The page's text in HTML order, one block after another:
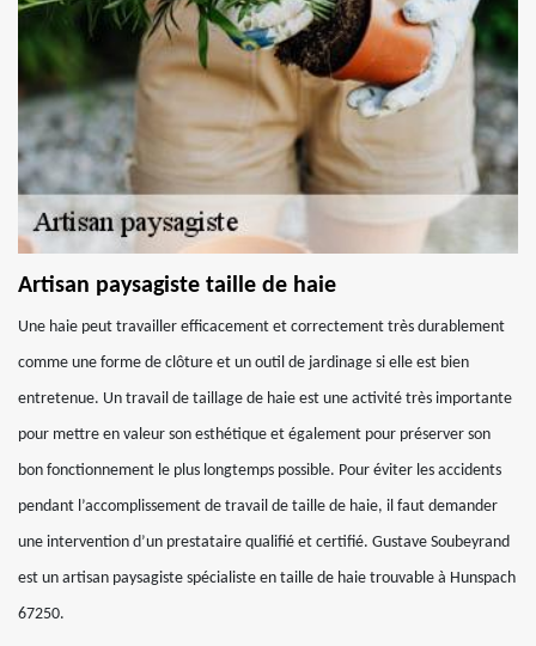
Artisan paysagiste taille de haie
Une haie peut travailler efficacement et correctement très durablement
comme une forme de clôture et un outil de jardinage si elle est bien
entretenue. Un travail de taillage de haie est une activité très importante
pour mettre en valeur son esthétique et également pour préserver son
bon fonctionnement le plus longtemps possible. Pour éviter les accidents
pendant l’accomplissement de travail de taille de haie, il faut demander
une intervention d’un prestataire qualifié et certifié. Gustave Soubeyrand
est un artisan paysagiste spécialiste en taille de haie trouvable à Hunspach
67250.